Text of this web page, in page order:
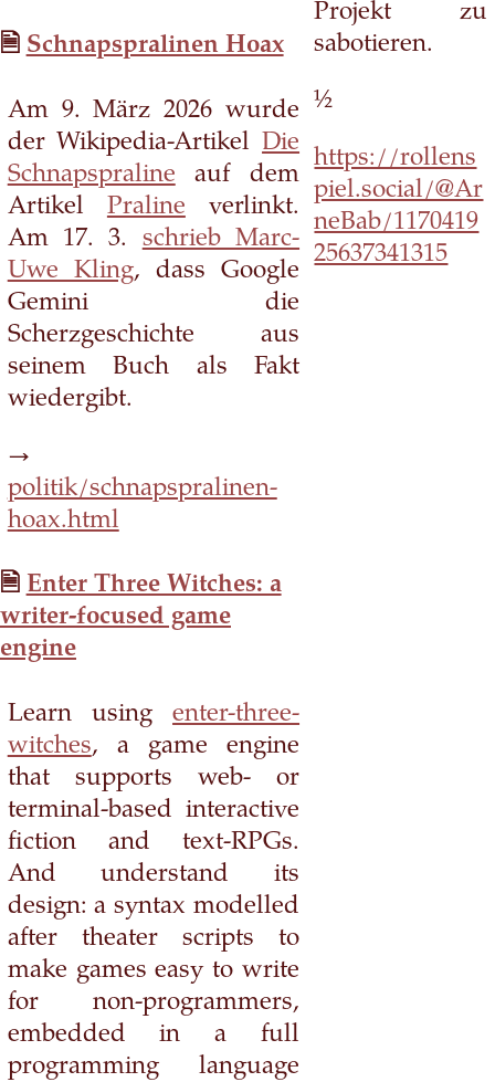
Schnapspralinen Hoax
Am 9. März 2026 wurde
der Wikipedia-Artikel Die
Schnapspraline auf dem
Artikel Praline verlinkt.
Am 17. 3. schrieb Marc-
Uwe Kling, dass Google
Gemini die
Scherzgeschichte aus
seinem Buch als Fakt
wiedergibt.
→
politik/schnapspralinen-
hoax.html
Enter Three Witches: a
writer-focused game
engine
Learn usingenter-three-
witches, a game engine
that supports web- or
terminal-based interactive
fiction and text-RPGs.
And understand its
design: a syntax modelled
after theater scripts to
make games easy to write
for non-programmers,
embedded in a full
programming language
Projekt zu
sabotieren.
½
https://rollens
piel.social/@Ar
neBab/1170419
25637341315